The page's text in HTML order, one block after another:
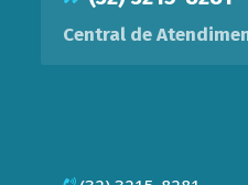
Central de